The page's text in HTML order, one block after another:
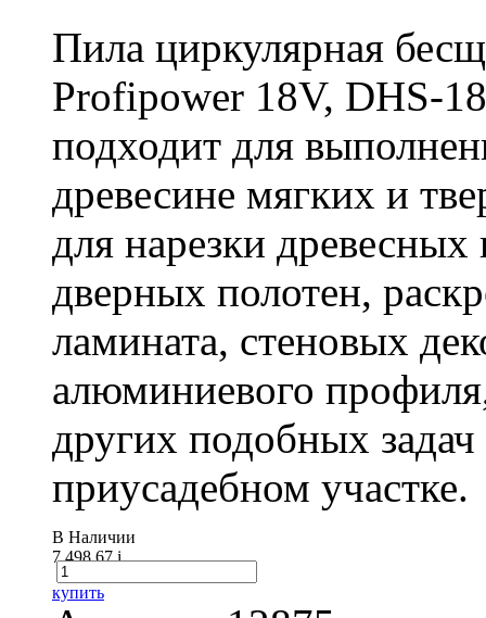
Пила циркулярная
Profipower 18V, DHS-
подходит для
древесине мягких и
для нарезки
дверных полотен,
ламината, стеновых
алюминиевого
других подобных
приусадебном участке.
В Наличии
7 498.67i
купить